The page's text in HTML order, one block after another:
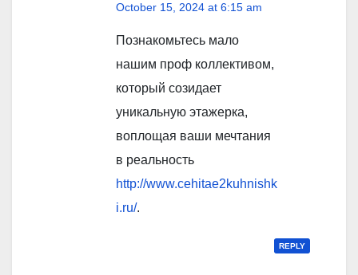
October 15, 2024 at 6:15 am
Познакомьтесь мало
нашим проф коллективом,
который созидает
уникальную этажерка,
воплощая ваши мечтания
в реальность
http://www.cehitae2kuhnishk
i.ru/.
REPLY